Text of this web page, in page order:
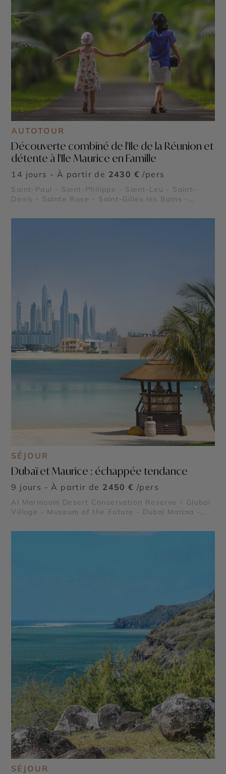
AUTOTOUR
Découverte combiné de l'Ile de la Réunion et
détente à l'Ile Maurice en Famille
14 jours - À partir de 2430 € /pers
Saint-Paul - Saint-Philippe - Saint-Leu - Saint-
Denis - Sainte Rose - Saint-Gilles les Bains -
Cirque de Mafate - Cirque de Salazie
SÉJOUR
Dubaï et Maurice : échappée tendance
9 jours - À partir de 2450 € /pers
Al Marmoom Desert Conservation Reserve - Global
Village - Museum of the Future - Dubaï Marina -
Abra ride - Al Fahidi Historical District - Dubai
SÉJOUR